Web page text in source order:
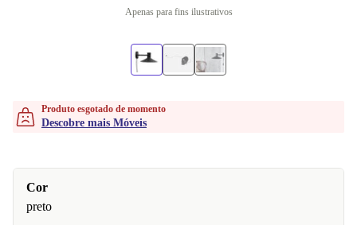
Apenas para fins ilustrativos
Produto esgotado de momento
Descobre mais Móveis
Cor
preto